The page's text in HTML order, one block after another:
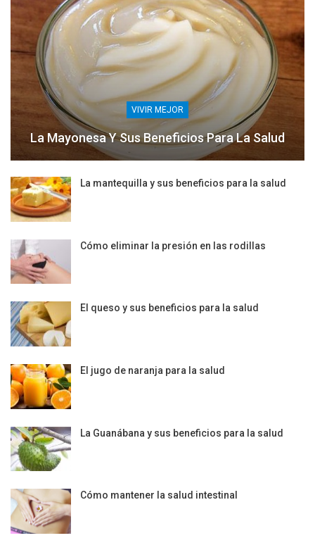
VIVIR MEJOR
La Mayonesa Y Sus Beneficios Para La Salud
La mantequilla y sus beneficios para la salud
Cómo eliminar la presión en las rodillas
El queso y sus beneficios para la salud
El jugo de naranja para la salud
La Guanábana y sus beneficios para la salud
Cómo mantener la salud intestinal